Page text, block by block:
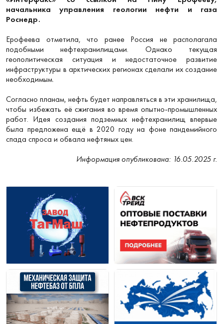
начальника управления геологии нефти и газа
Роснедр.
Ерофеева отметила, что ранее Россия не располагала
подобными нефтехранилищами. Однако текущая
геополитическая ситуация и недостаточное развитие
инфраструктуры в арктических регионах сделали их создание
необходимым.
Согласно планам, нефть будет направляться в эти хранилища,
чтобы избежать её сжигания во время опытно-промышленных
работ. Идея создания подземных нефтехранилищ впервые
была предложена ещё в 2020 году на фоне пандемийного
спада спроса и обвала нефтяных цен.
Информация опубликована: 16.05.2025 г.